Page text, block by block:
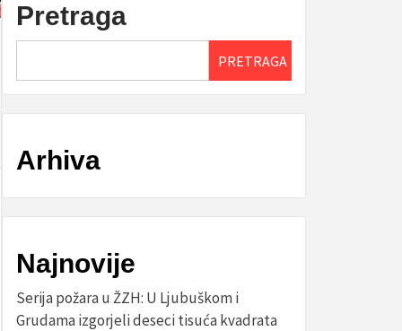
Pretraga
PRETRAGA
Arhiva
Najnovije
Serija požara u ŽZH: U Ljubuškom i
Grudama izgorjeli deseci tisuća kvadrata